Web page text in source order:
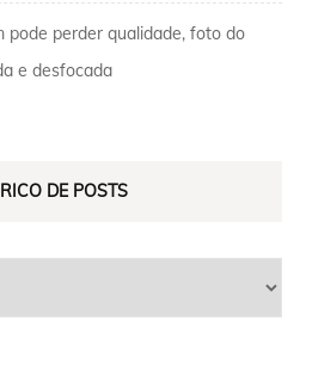
pode perder qualidade, foto do
e desfocada
DE POSTS